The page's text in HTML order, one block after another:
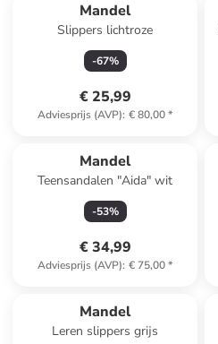
Mandel
Slippers lichtroze
-67%
€ 25,99
Adviesprijs (AVP): € 80,00*
Mandel
Teensandalen "Aida" wit
-53%
€ 34,99
Adviesprijs (AVP): € 75,00*
Mandel
Leren slippers grijs